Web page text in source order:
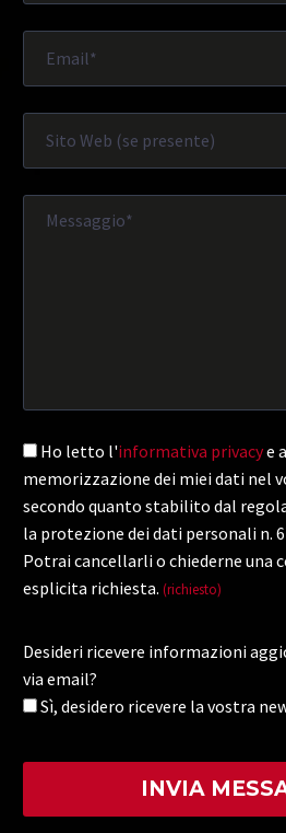
Ho letto l'informativa privacye
memorizzazione dei miei dati nel
secondo quanto stabilito dal
la protezione dei dati personali n.
Potrai cancellarli o chiederne una
esplicita richiesta. (richiesto)
Desideri ricevere informazioni
via email?
Sì, desidero ricevere la vostra